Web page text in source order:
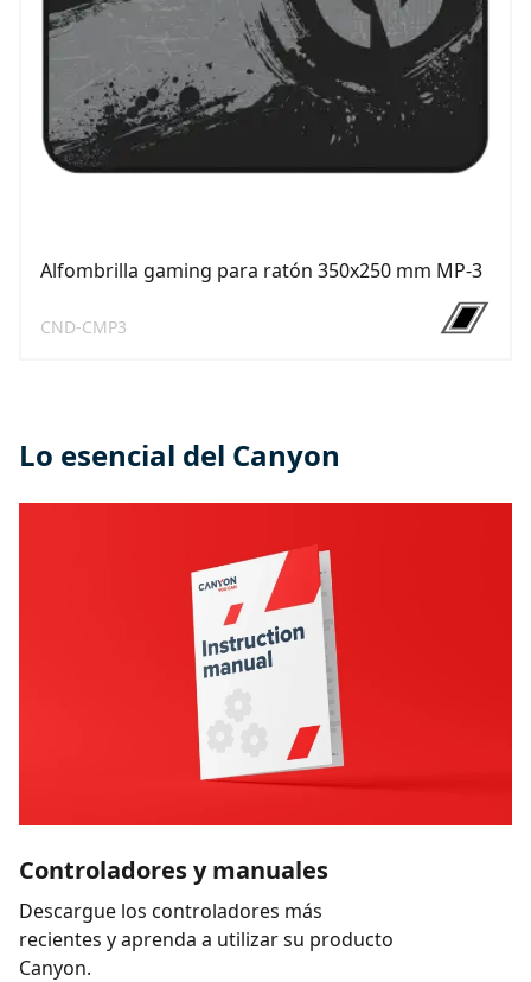
Alfombrilla gaming para ratón 350x250 mm MP-3
CND-CMP3
Lo esencial del Canyon
Controladores y manuales
Descargue los controladores más
recientes y aprenda a utilizar su producto
Canyon.